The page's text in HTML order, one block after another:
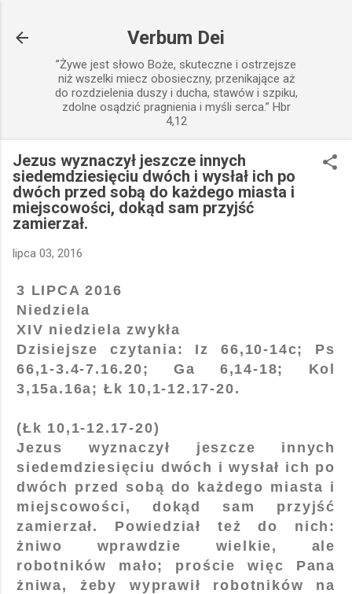
Verbum Dei
”Żywe jest słowo Boże, skuteczne i ostrzejsze
niż wszelki miecz obosieczny, przenikające aż
do rozdzielenia duszy i ducha, stawów i szpiku,
zdolne osądzić pragnienia i myśli serca.” Hbr
4,12
Jezus wyznaczył jeszcze innych
siedemdziesięciu dwóch i wysłał ich po
dwóch przed sobą do każdego miasta i
miejscowości, dokąd sam przyjść
zamierzał.
lipca 03, 2016
3 LIPCA 2016
Niedziela
XIV niedziela zwykła
Dzisiejsze czytania: Iz 66,10-14c; Ps
66,1-3.4-7.16.20; Ga 6,14-18; Kol
3,15a.16a; Łk 10,1-12.17-20.
(Łk 10,1-12.17-20)
Jezus wyznaczył jeszcze innych
siedemdziesięciu dwóch i wysłał ich po
dwóch przed sobą do każdego miasta i
miejscowości, dokąd sam przyjść
zamierzał. Powiedział też do nich:
żniwo wprawdzie wielkie, ale
robotników mało; proście więc Pana
żniwa, żeby wyprawił robotników na